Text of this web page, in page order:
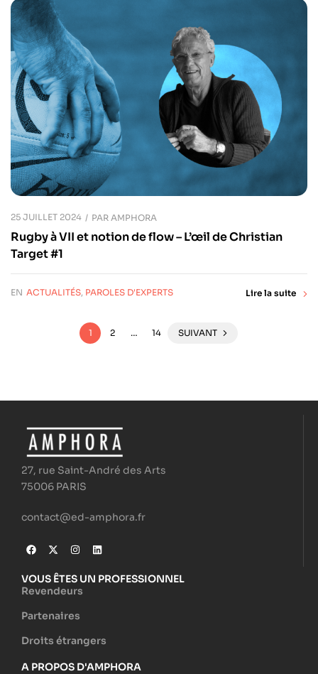
25 JUILLET 2024 PAR AMPHORA
Rugby à VII et notion de flow – L’œil de Christian
Target #1
EN ACTUALITÉS, PAROLES D'EXPERTS Lire la suite
1 2 … 14 SUIVANT
27, rue Saint-André des Arts
75006 PARIS
contact@ed-amphora.fr
VOUS ÊTES UN PROFESSIONNEL
Revendeurs
Partenaires
Droits étrangers
A PROPOS D'AMPHORA